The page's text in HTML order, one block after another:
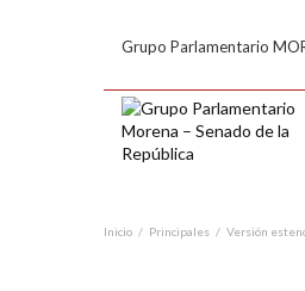
Grupo Parlamentario
Inicio Principales Versión